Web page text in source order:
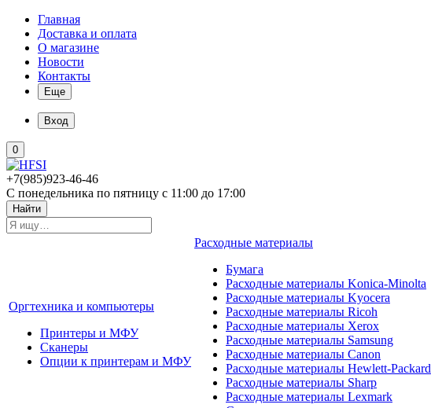
Главная
Доставка и оплата
О магазине
Новости
Контакты
Еще
Вход
0
+7(985)923-46-46
С понедельника по пятницу с 11:00 до 17:00
Найти
Оргтехника и компьютеры
Принтеры и МФУ
Сканеры
Опции к принтерам и МФУ
Расходные материалы
Бумага
Расходные материалы Konica-Minolta
Расходные материалы Kyocera
Расходные материалы Ricoh
Расходные материалы Xerox
Расходные материалы Samsung
Расходные материалы Canon
Расходные материалы Hewlett-Packard
Расходные материалы Sharp
Расходные материалы Lexmark